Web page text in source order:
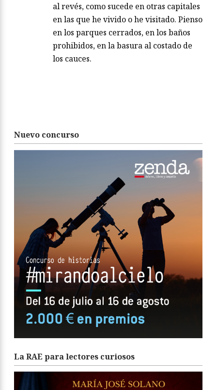
al revés, como sucede en otras capitales
en las que he vivido o he visitado. Pienso
en los parques cerrados, en los baños
prohibidos, en la basura al costado de
los cauces.
Nuevo concurso
La RAE para lectores curiosos